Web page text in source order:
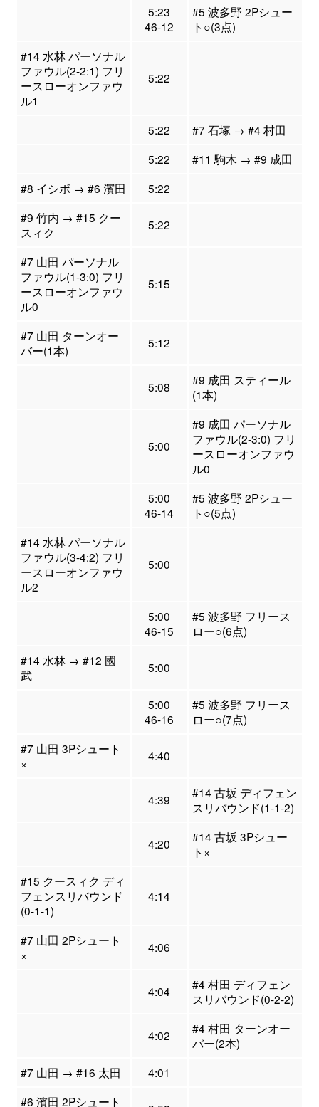
5:23
46-12
#5 波多野 2Pシュー
ト○(3点)
#14 水林 パーソナル
ファウル(2-2:1) フリ
ースローオンファウ
ル1
5:22
5:22
#7 石塚 → #4 村田
5:22
#11 駒木 → #9 成田
#8 イシボ → #6 濱田
5:22
#9 竹内 → #15 クー
スィク
5:22
#7 山田 パーソナル
ファウル(1-3:0) フリ
ースローオンファウ
ル0
5:15
#7 山田 ターンオー
バー(1本)
5:12
5:08
#9 成田 スティール
(1本)
5:00
#9 成田 パーソナル
ファウル(2-3:0) フリ
ースローオンファウ
ル0
5:00
46-14
#5 波多野 2Pシュー
ト○(5点)
#14 水林 パーソナル
ファウル(3-4:2) フリ
ースローオンファウ
ル2
5:00
5:00
46-15
#5 波多野 フリース
ロー○(6点)
#14 水林 → #12 國
武
5:00
5:00
46-16
#5 波多野 フリース
ロー○(7点)
#7 山田 3Pシュート
×
4:40
4:39
#14 古坂 ディフェン
スリバウンド(1-1-2)
4:20
#14 古坂 3Pシュー
ト×
#15 クースィク ディ
フェンスリバウンド
(0-1-1)
4:14
#7 山田 2Pシュート
×
4:06
4:04
#4 村田 ディフェン
スリバウンド(0-2-2)
4:02
#4 村田 ターンオー
バー(2本)
#7 山田 → #16 太田
4:01
#6 濱田 2Pシュート